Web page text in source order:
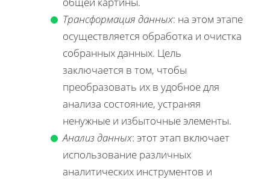
Трансформация данных: на этом этапе
осуществляется обработка и очистка
собранных данных. Цель
заключается в том, чтобы
преобразовать их в удобное для
анализа состояние, устраняя
ненужные и избыточные элементы.
Анализ данных: этот этап включает
использование различных
аналитических инструментов и